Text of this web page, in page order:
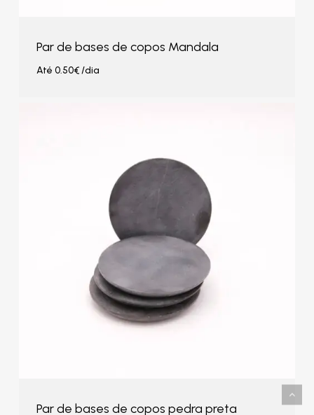
Par de bases de copos Mandala
Até 0.50€/dia
Par de bases de copos pedra preta